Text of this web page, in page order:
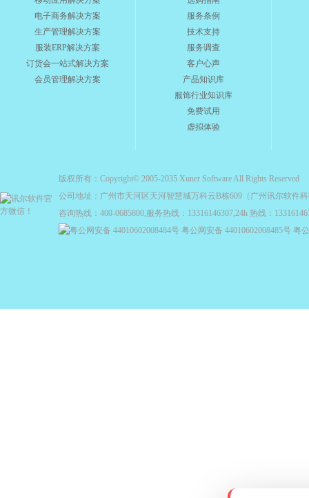
电子商务解决方案
生产管理解决方案
服装ERP解决方案
订货会一站式解决方案
会员管理解决方案
服务条例
技术支持
服务调查
客户心声
产品知识库
服饰行业知识库
免费试用
虚拟体验
版权所有：Copyright© 2005-2035 Xuner Software All Rights Reserved
公司地址：广州市天河区天河智慧城万科云B栋609（广州讯尔软件
咨询热线：400-0685800,服务热线：13316146307,24h 热线：
粤公网安备 44010602008484号 粤公网安备 44010602008485号 粤